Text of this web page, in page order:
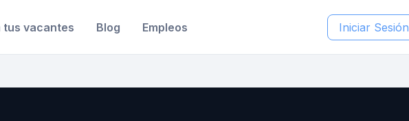
tus vacantes Blog Empleos Iniciar Sesión